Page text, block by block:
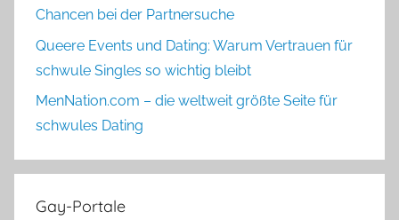
Chancen bei der Partnersuche
Queere Events und Dating: Warum Vertrauen für
schwule Singles so wichtig bleibt
MenNation.com – die weltweit größte Seite für
schwules Dating
Gay-Portale